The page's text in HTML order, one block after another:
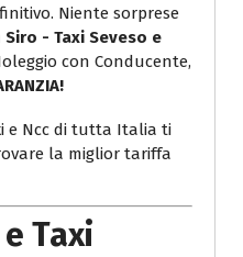
Niente sorprese
Siro - Taxi Seveso e
con Conducente,
e Ncc di tutta Italia ti
la miglior tariffa
Taxi